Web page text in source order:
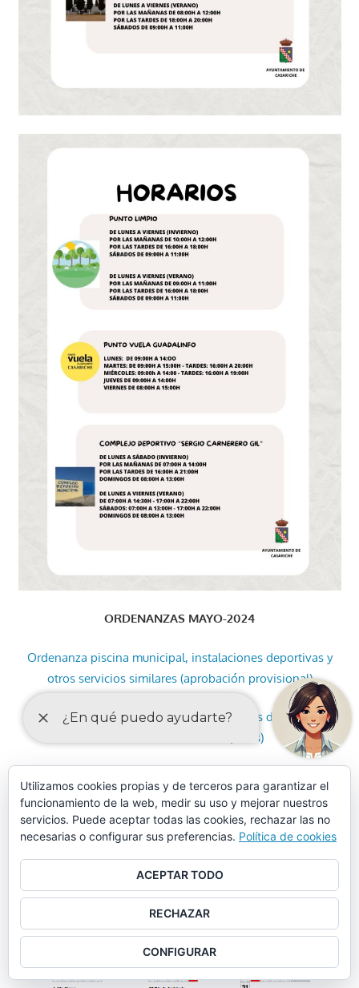
ORDENANZAS MAYO-2024
Ordenanza piscina municipal, instalaciones deportivas y
otros servicios similares (aprobación provisional)
Ordenanza piscina municipal, instalaciones deportivas y
otros servicios similares (tasas)
Ordenanza municipal de limpieza (artículos)
Utilizamos cookies propias y de terceros para garantizar el
funcionamiento de la web, medir su uso y mejorar nuestros
servicios. Puede aceptar todas las cookies, rechazar las no
necesarias o configurar sus preferencias. Política de cookies
ACEPTAR TODO
RECHAZAR
CONFIGURAR